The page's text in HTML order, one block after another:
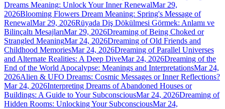
Dreams Meaning: Unlock Your Inner RenewalMar 29,
2026Blooming Flowers Dream Meaning: Spring's Message of
RenewalMar 29, 2026Rüyada Diş Dökülmesi Görmek: Anlamı ve
Bilinçaltı MesajlarıMar 29, 2026Dreaming of Being Choked or
Strangled MeaningMar 24, 2026Dreaming of Old Friends and
Childhood MemoriesMar 24, 2026Dreaming of Parallel Universes
and Alternate Realities: A Deep DiveMar 24, 2026Dreaming of the
End of the World Apocalypse: Meanings and InterpretationsMar 24,
2026Alien & UFO Dreams: Cosmic Messages or Inner Reflections?
Mar 24, 2026Interpreting Dreams of Abandoned Houses or
Buildings: A Guide to Your SubconsciousMar 24, 2026Dreaming of
Hidden Rooms: Unlocking Your SubconsciousMar 24,